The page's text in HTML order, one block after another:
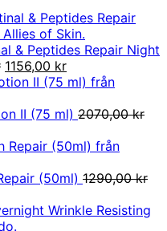
& Peptides Repair Night
Det
ursprungliga
var:
1156,00 krDet
nuvarande
är:
II (75 ml) 2070,00kr
(50ml) 1290,00kr